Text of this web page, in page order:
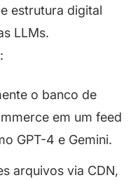
estrutura digital
LLMs.
o banco de
em um feed
GPT-4 e Gemini.
arquivos via CDN,